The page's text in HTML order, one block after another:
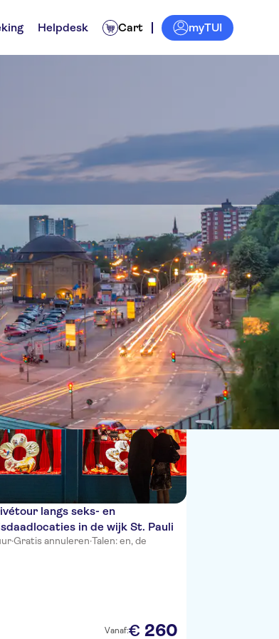
Helpdesk Cart myTUI
Excursies voor locals Tickets en evenementen
Sorteren op:
langs seks- en
in de wijk St. Pauli
·Gratis annuleren·Talen: en, de
Vanaf:€ 260